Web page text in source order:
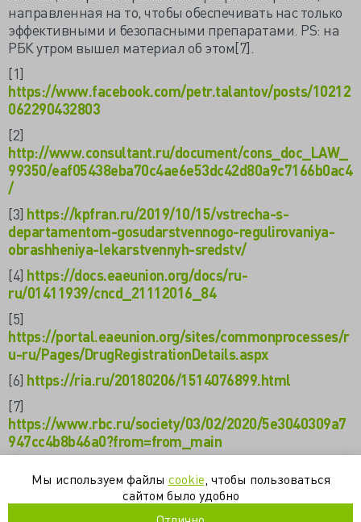
направленная на то, чтобы обеспечивать нас только
эффективными и безопасными препаратами. PS: на
РБК утром вышел материал об этом[7].
[1]
https://www.facebook.com/petr.talantov/posts/10212
062290432803
[2]
http://www.consultant.ru/document/cons_doc_LAW_
99350/eaf05438eba70c4ae6e53dc42d80a9c7166b0ac4
/
[3] https://kpfran.ru/2019/10/15/vstrecha-s-
departamentom-gosudarstvennogo-regulirovaniya-
obrashheniya-lekarstvennyh-sredstv/
[4] https://docs.eaeunion.org/docs/ru-
ru/01411939/cncd_21112016_84
[5]
https://portal.eaeunion.org/sites/commonprocesses/r
u-ru/Pages/DrugRegistrationDetails.aspx
[6] https://ria.ru/20180206/1514076899.html
[7]
https://www.rbc.ru/society/03/02/2020/5e3040309a7
947cc4b8b46a0?from=from_main
Мы используем файлы cookie , чтобы пользоваться
сайтом было удобно